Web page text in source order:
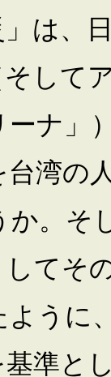
は、
そして
ーナ」
湾の
。そ
てそ
うに
準と